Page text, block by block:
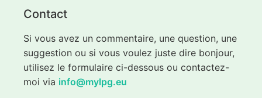
Contact
Si vous avez un commentaire, une question, une
suggestion ou si vous voulez juste dire bonjour,
utilisez le formulaire ci-dessous ou contactez-
moi via info@mylpg.eu